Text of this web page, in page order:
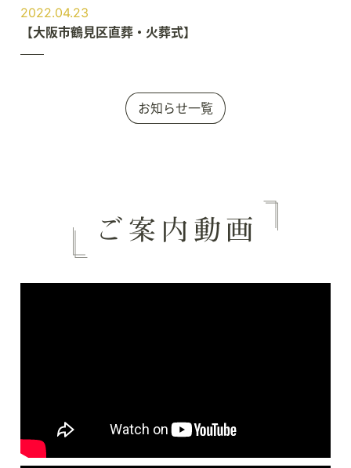
2022.04.23
【大阪市鶴見区直葬・火葬式】
お知らせ一覧